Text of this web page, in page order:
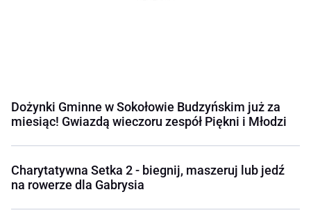
Dożynki Gminne w Sokołowie Budzyńskim już za
miesiąc! Gwiazdą wieczoru zespół Piękni i Młodzi
Charytatywna Setka 2 - biegnij, maszeruj lub jedź
na rowerze dla Gabrysia